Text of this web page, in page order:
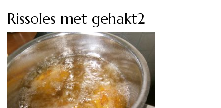
Rissoles met gehakt2